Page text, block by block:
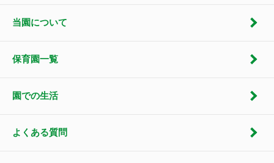
当園について
保育園一覧
園での生活
よくある質問